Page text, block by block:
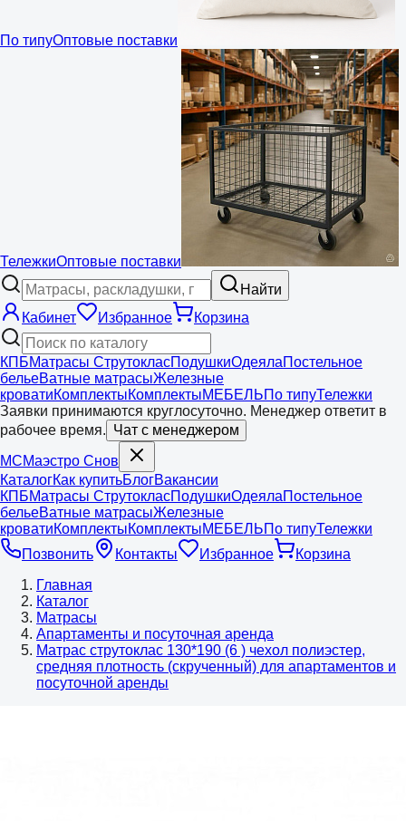
По типуОптовые поставки
ТележкиОптовые поставки
Найти
Кабинет
Избранное Корзина
КПБМатрасы СтрутокласПодушкиОдеялаПостельное
бельеВатные матрасыЖелезные
кроватиКомплектыКомплектыМЕБЕЛЬПо типуТележки
Заявки принимаются круглосуточно. Менеджер ответит в
рабочее время. Чат с менеджером
МСМаэстро Снов
КаталогКак купитьБлогВакансии
КПБМатрасы СтрутокласПодушкиОдеялаПостельное
бельеВатные матрасыЖелезные
кроватиКомплектыКомплектыМЕБЕЛЬПо типуТележки
Позвонить
Контакты Избранное
Корзина
Главная
Каталог
Матрасы
Апартаменты и посуточная аренда
Матрас струтоклас 130*190 (6 ) чехол полиэстер,
средняя плотность (скрученный) для апартаментов и
посуточной аренды